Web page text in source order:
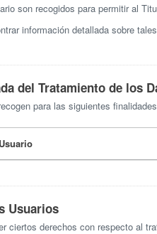
son recogidos para permitir al
información detallada sobre
del Tratamiento de los
para las siguientes
Usuarios
ciertos derechos con respecto al